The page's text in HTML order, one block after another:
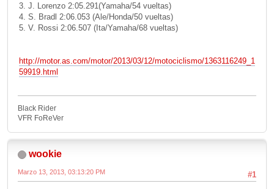
3. J. Lorenzo 2:05.291(Yamaha/54 vueltas)
4. S. Bradl 2:06.053 (Ale/Honda/50 vueltas)
5. V. Rossi 2:06.507 (Ita/Yamaha/68 vueltas)
http://motor.as.com/motor/2013/03/12/motociclismo/1363116249_1
59919.html
Black Rider
VFR FoReVer
wookie
#1
Marzo 13, 2013, 03:13:20 PM